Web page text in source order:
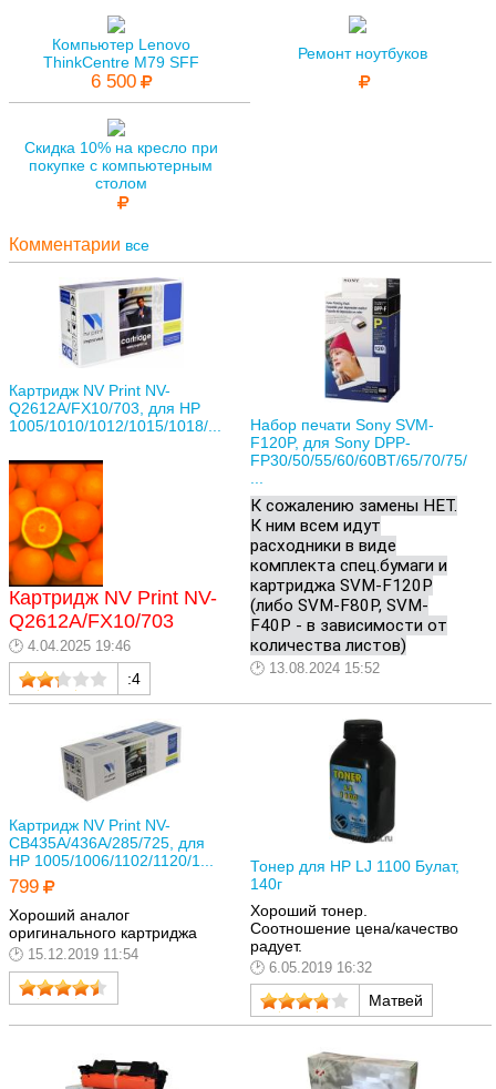
Компьютер Lenovo
ThinkCentre M79 SFF
6 500
Ремонт ноутбуков
Скидка 10% на кресло при
покупке с компьютерным
столом
Комментарии все
Картридж NV Print NV-
Q2612A/FX10/703, для HP
1005/1010/1012/1015/1018/...
Картридж NV Print NV-
Q2612A/FX10/703
4.04.2025 19:46
:4
Набор печати Sony SVM-
F120P, для Sony DPP-
FP30/50/55/60/60BT/65/70/75/
...
К сожалению замены НЕТ.
К ним всем идут
расходники в виде
комплекта спец.бумаги и
картриджа SVM-F120P
(либо SVM-F80P, SVM-
F40P - в зависимости от
количества листов)
13.08.2024 15:52
Картридж NV Print NV-
CB435A/436A/285/725, для
HP 1005/1006/1102/1120/1...
799
Хороший аналог
оригинального картриджа
15.12.2019 11:54
Тонер для HP LJ 1100 Булат,
140г
Хороший тонер.
Соотношение цена/качество
радует.
6.05.2019 16:32
Матвей